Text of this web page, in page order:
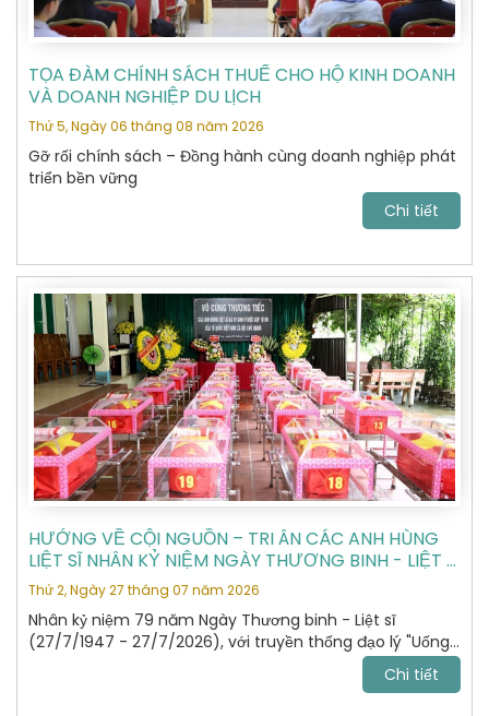
TỌA ĐÀM CHÍNH SÁCH THUẾ CHO HỘ KINH DOANH
VÀ DOANH NGHIỆP DU LỊCH
Thứ 5, Ngày 06 tháng 08 năm 2026
Gỡ rối chính sách – Đồng hành cùng doanh nghiệp phát
triển bền vững
Chi tiết
HƯỚNG VỀ CỘI NGUỒN – TRI ÂN CÁC ANH HÙNG
LIỆT SĨ NHÂN KỶ NIỆM NGÀY THƯƠNG BINH - LIỆT SĨ
27/7
Thứ 2, Ngày 27 tháng 07 năm 2026
Nhân kỷ niệm 79 năm Ngày Thương binh - Liệt sĩ
(27/7/1947 - 27/7/2026), với truyền thống đạo lý "Uống
nước nhớ nguồn", "Đền ơn đáp nghĩa", Hiệp hội Du lịch Hà
Nội đã tổ chức hành trình dâng hương, tưởng niệm các
Chi tiết